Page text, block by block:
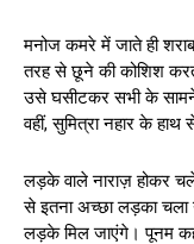
मनोज कमरे में जाते ही
तरह से छूने की कोशिश
उसे घसीटकर सभी के
वहीं, सुमित्रा नहार के
लड़के वाले नाराज़ होकर
से इतना अच्छा लड़का चला
लड़के मिल जाएंगे। पूनम